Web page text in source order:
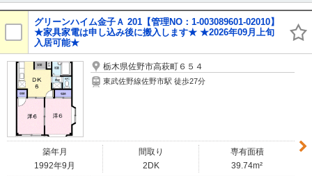
グリーンハイム金子Ａ 201【管理NO：1-003089601-02010】
★家具家電は申し込み後に搬入します★ ★2026年09月上旬
入居可能★
栃木県佐野市高萩町６５４
東武佐野線佐野市駅 徒歩27分
築年月
1992年9月
間取り
2DK
専有面積
39.74m²